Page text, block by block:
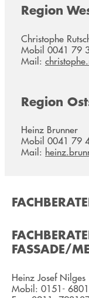
Region
Christophe
Mobil 0041 79
Mail:
Region
Heinz Brunner
Mobil 0041 79
Mail:
FASSADE/
Heinz Josef Nilges
Mobil: 0151-